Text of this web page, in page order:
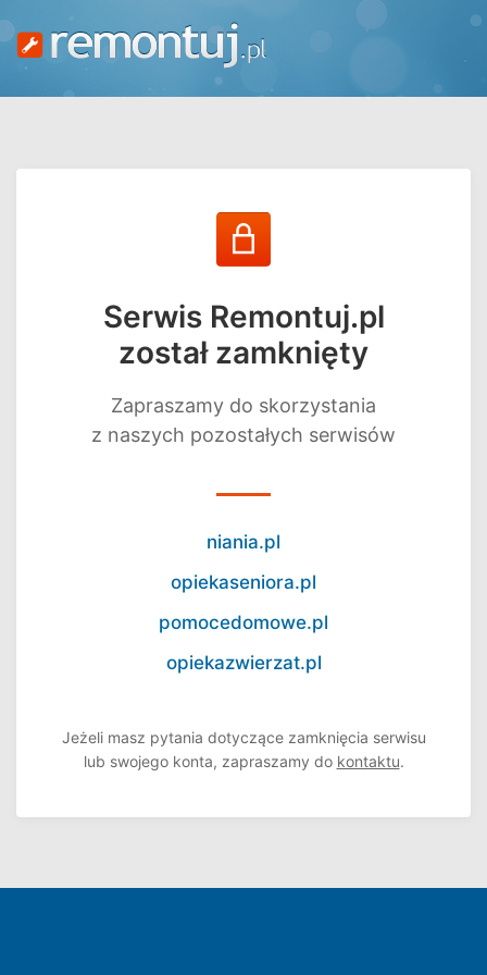
Serwis Remontuj.pl
został zamknięty
Zapraszamy do skorzystania
z naszych pozostałych serwisów
niania.pl
opiekaseniora.pl
pomocedomowe.pl
opiekazwierzat.pl
Jeżeli masz pytania dotyczące zamknięcia serwisu
lub swojego konta, zapraszamy do kontaktu.